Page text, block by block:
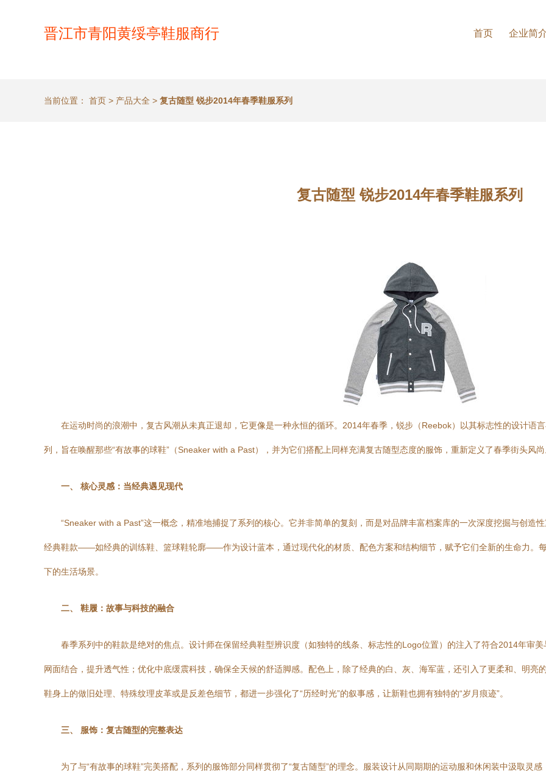
晋江市青阳黄绥亭鞋服商行 首页 企业简
当前位置： 首页 > 产品大全 > 复古随型 锐步2014年春季鞋服系列
复古随型 锐步2014年春季鞋服系列
在运动时尚的浪潮中，复古风潮从未真正退却，它更像是一种永恒的循环。2014年春季，锐步（Reebok）以其标志性的设计语
列，旨在唤醒那些“有故事的球鞋”（Sneaker with a Past），并为它们搭配上同样充满复古随型态度的服饰，重新定义了春季街头风
一、 核心灵感：当经典遇见现代
“Sneaker with a Past”这一概念，精准地捕捉了系列的核心。它并非简单的复刻，而是对品牌丰富档案库的一次深度挖掘与创造
经典鞋款——如经典的训练鞋、篮球鞋轮廓——作为设计蓝本，通过现代化的材质、配色方案和结构细节，赋予它们全新的生命力。
下的生活场景。
二、 鞋履：故事与科技的融合
春季系列中的鞋款是绝对的焦点。设计师在保留经典鞋型辨识度（如独特的线条、标志性的Logo位置）的注入了符合2014年审
网面结合，提升透气性；优化中底缓震科技，确保全天候的舒适脚感。配色上，除了经典的白、灰、海军蓝，还引入了更柔和、明亮
鞋身上的做旧处理、特殊纹理皮革或是反差色细节，都进一步强化了“历经时光”的叙事感，让新鞋也拥有独特的“岁月痕迹”。
三、 服饰：复古随型的完整表达
为了与“有故事的球鞋”完美搭配，系列的服饰部分同样贯彻了“复古随型”的理念。服装设计从同期期的运动服和休闲装中汲取灵